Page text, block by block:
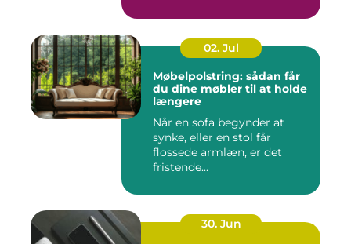
02. Jul
Møbelpolstring: sådan får
du dine møbler til at holde
længere
Når en sofa begynder at
synke, eller en stol får
flossede armlæn, er det
fristende...
30. Jun